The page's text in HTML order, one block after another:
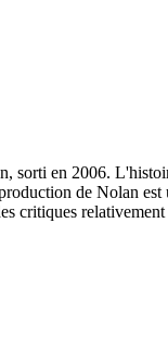
sorti en 2006.
de Nolan
critiques